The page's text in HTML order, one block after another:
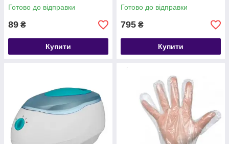
Готово до відправки
89 ₴
Купити
Готово до відправки
795 ₴
Купити